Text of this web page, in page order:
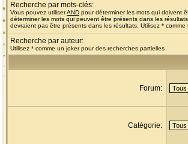
Recherche par mots-clés:
Vous pouvez utiliserAND pour déterminer les mots qui doivent
déterminer les mots qui peuvent être présents dans les
devraient pas être présents dans les résultats. Utilisez *
Recherche par auteur:
Utilisez * comme un joker pour des recherches partielles
Forum:
Catégorie: